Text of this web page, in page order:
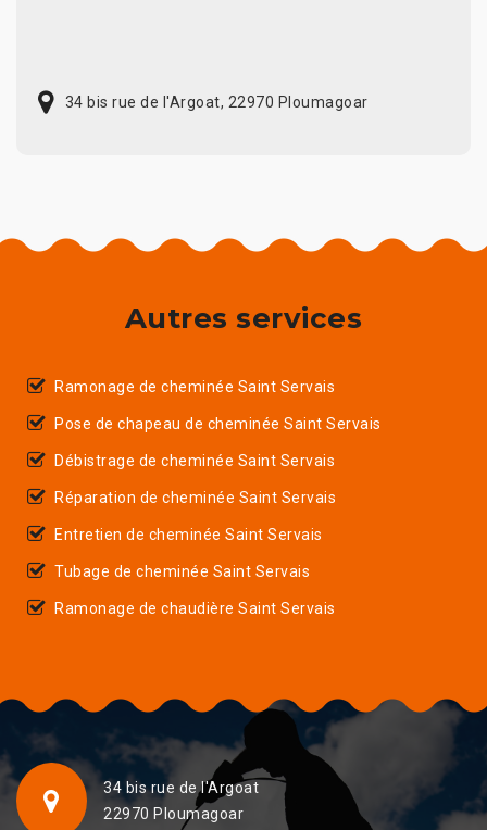
34 bis rue de l'Argoat, 22970 Ploumagoar
Autres services
Ramonage de cheminée Saint Servais
Pose de chapeau de cheminée Saint Servais
Débistrage de cheminée Saint Servais
Réparation de cheminée Saint Servais
Entretien de cheminée Saint Servais
Tubage de cheminée Saint Servais
Ramonage de chaudière Saint Servais
34 bis rue de l'Argoat
22970 Ploumagoar